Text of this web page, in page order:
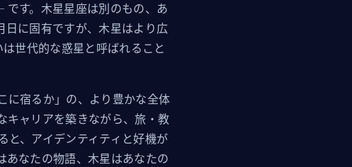
す。木星星座は別のもの、あ
日に固有ですが、木星はより広
世代的な惑星と呼ばれること
に宿るか」の、より豊かな全体
キャリアを築きながら、旅・教
と、アイデンティティと好機が
あなたの物語、木星はあなたの